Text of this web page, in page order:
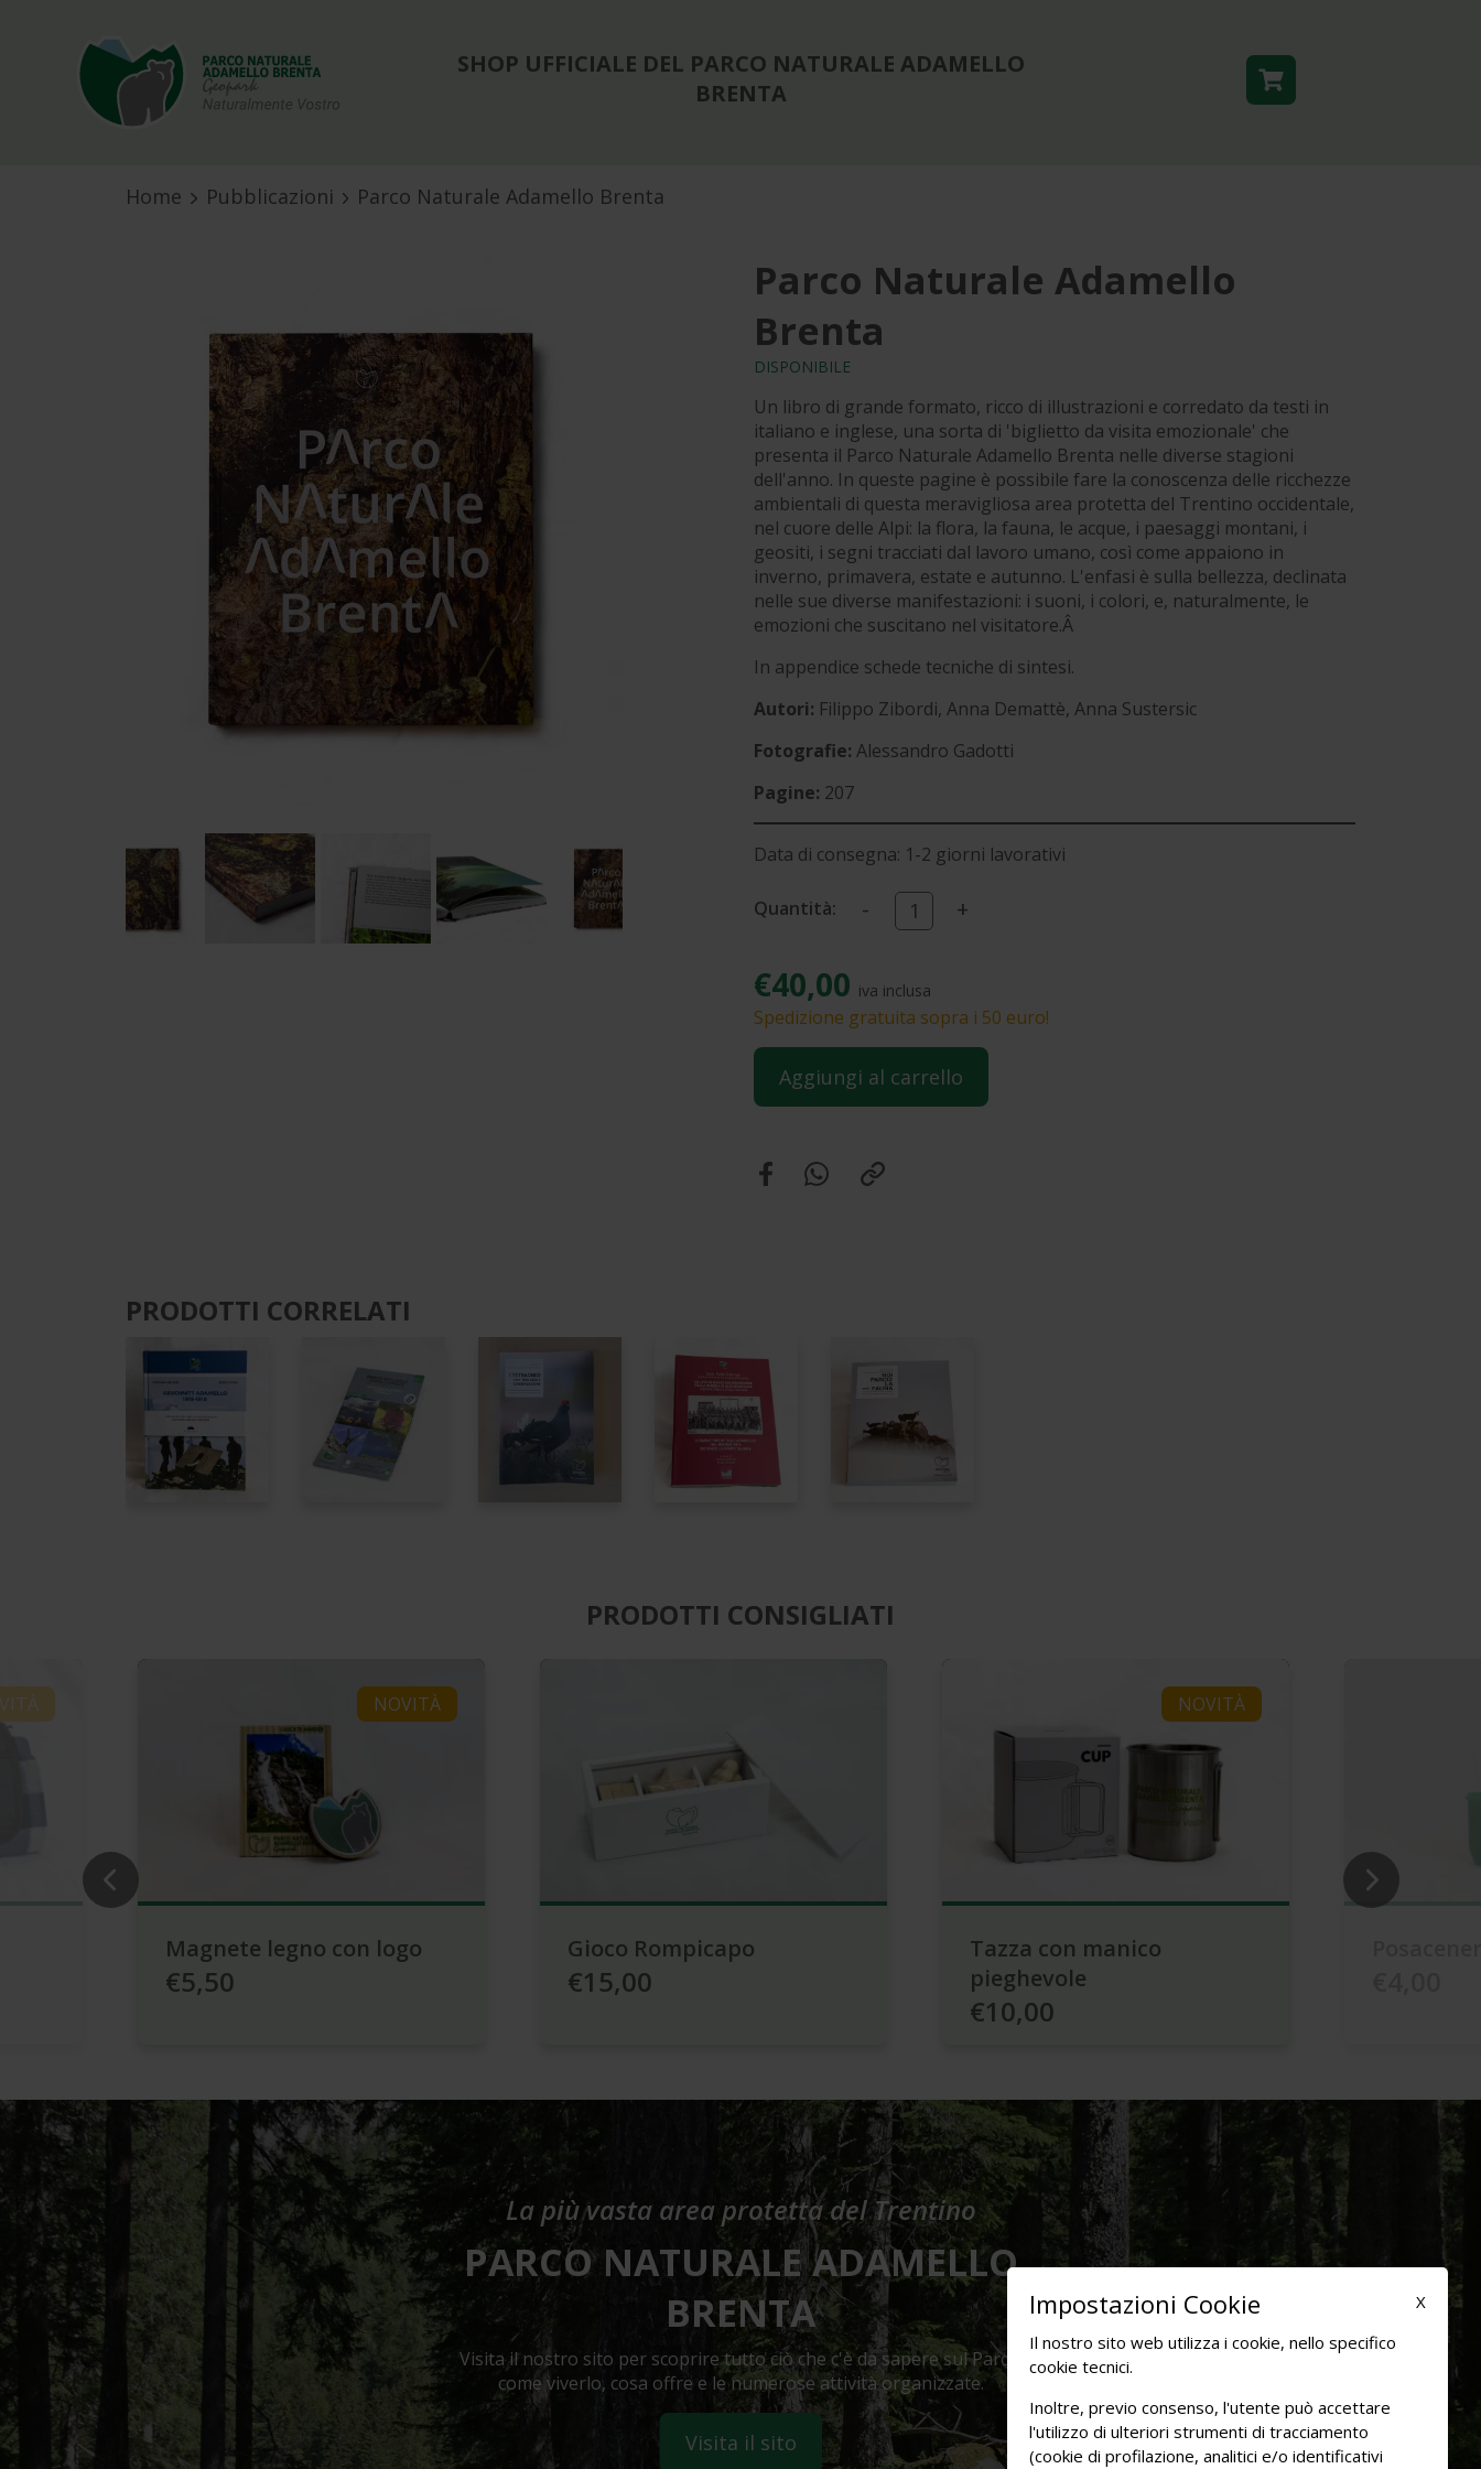
SHOP UFFICIALE DEL PARCO NATURALE ADAMELLO
BRENTA
Home Pubblicazioni Parco Naturale Adamello Brenta
Parco Naturale Adamello
Brenta
DISPONIBILE
Un libro di grande formato, ricco di illustrazioni e corredato da testi in
italiano e inglese, una sorta di 'biglietto da visita emozionale' che
presenta il Parco Naturale Adamello Brenta nelle diverse stagioni
dell'anno. In queste pagine è possibile fare la conoscenza delle ricchezze
ambientali di questa meravigliosa area protetta del Trentino occidentale,
nel cuore delle Alpi: la flora, la fauna, le acque, i paesaggi montani, i
geositi, i segni tracciati dal lavoro umano, così come appaiono in
inverno, primavera, estate e autunno. L'enfasi è sulla bellezza, declinata
nelle sue diverse manifestazioni: i suoni, i colori, e, naturalmente, le
emozioni che suscitano nel visitatore.Â
In appendice schede tecniche di sintesi.
Autori: Filippo Zibordi, Anna Demattè, Anna Sustersic
Fotografie: Alessandro Gadotti
Pagine: 207
Data di consegna: 1-2 giorni lavorativi
Quantità: - +
€40,00 iva inclusa
Spedizione gratuita sopra i 50 euro!
Aggiungi al carrello
PRODOTTI CORRELATI
PRODOTTI CONSIGLIATI
NOVITÀ
Magnete legno con logo
€5,50
Gioco Rompicapo
€15,00
NOVITÀ
Tazza con manico
pieghevole
€10,00
La più vasta area protetta del Trentino
PARCO NATURALE ADAMELLO
BRENTA
Visita il nostro sito per scoprire tutto ciò che c'è da sapere sul Parco:
come viverlo, cosa offre e le numerose attività organizzate.
Visita il sito
X
Impostazioni Cookie
Il nostro sito web utilizza i cookie, nello specifico
cookie tecnici.
Inoltre, previo consenso, l'utente può accettare
l'utilizzo di ulteriori strumenti di tracciamento
(cookie di profilazione, analitici e/o identificativi